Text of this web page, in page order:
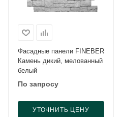
Фасадные панели FINEBER
Камень дикий, мелованный
белый
По запросу
УТОЧНИТЬ ЦЕНУ